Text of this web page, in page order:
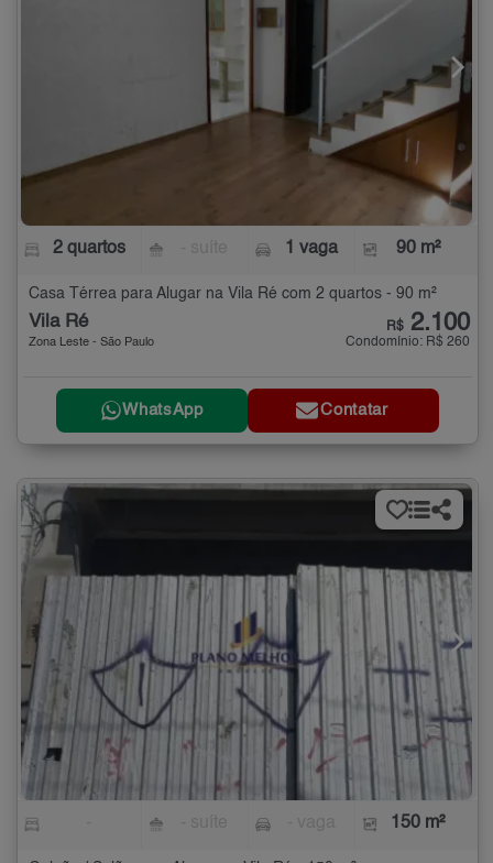
2 quartos 1 vaga 90 m²
Casa Térrea para Alugar na Vila Ré com 2 quartos - 90 m²
Vila Ré
Zona Leste - São Paulo
R$ 2.100
Condomínio: R$ 260
WhatsApp Contatar
150 m²